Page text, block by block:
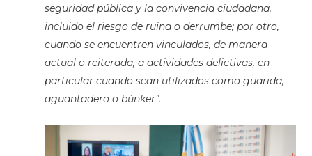
seguridad pública y la convivencia ciudadana,
incluido el riesgo de ruina o derrumbe; por otro,
cuando se encuentren vinculados, de manera
actual o reiterada, a actividades delictivas, en
particular cuando sean utilizados como guarida,
aguantadero o búnker”.